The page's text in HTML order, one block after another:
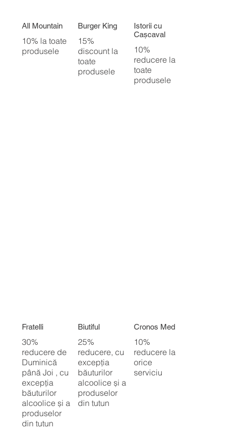
All Mountain
10% la toate
produsele
Burger King
15%
discount la
toate
produsele
Istorii cu
Cașcaval
10%
reducere la
toate
produsele
Fratelli
30%
reducere de
Duminică
până Joi , cu
excepția
băuturilor
alcoolice și a
produselor
din tutun
Biutiful
25%
reducere, cu
excepția
băuturilor
alcoolice și a
produselor
din tutun
Cronos Med
10%
reducere la
orice
serviciu